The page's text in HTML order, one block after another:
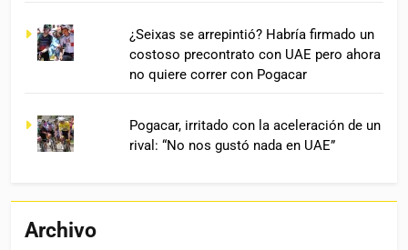
¿Seixas se arrepintió? Habría firmado un
costoso precontrato con UAE pero ahora
no quiere correr con Pogacar
Pogacar, irritado con la aceleración de un
rival: “No nos gustó nada en UAE”
Archivo